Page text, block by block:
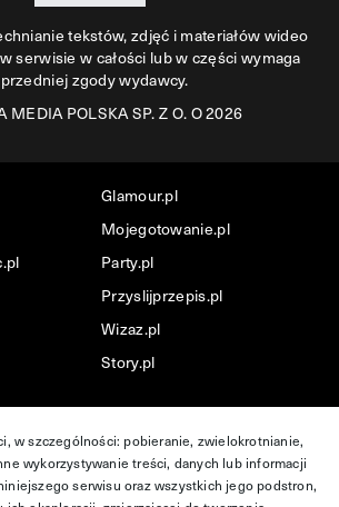
tekstów, zdjęć i materiałów wideo
serwisie w całości lub w części wymaga
zgody wydawcy.
MEDIA POLSKA SP. Z O. O 2026
Glamour.pl
Mojegotowanie.pl
Party.pl
Przyslijprzepis.pl
Wizaz.pl
Story.pl
w szczególności: pobieranie, zwielokrotnianie,
wykorzystywanie treści, danych lub informacji
serwisu oraz wszystkich jego podstron,